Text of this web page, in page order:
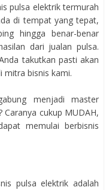
pulsa elektrik termurah
di tempat yang tepat,
hingga benar-benar
dari jualan pulsa.
takutkan pasti akan
mitra bisnis kami.
menjadi master
Caranya cukup MUDAH,
memulai berbisnis
pulsa elektrik adalah